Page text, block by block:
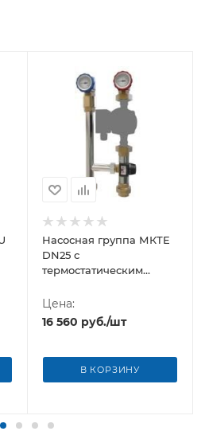
Насосная группа МКTE
DN25 с
термостатическим
насоса
Цена:
16 560 руб./шт
В КОРЗИНУ